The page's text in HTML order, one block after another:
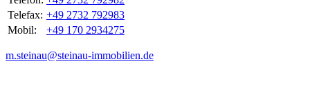
Telefax: +49 2732 792983
Mobil:
+49 170 2934275
m.steinau@steinau-immobilien.de